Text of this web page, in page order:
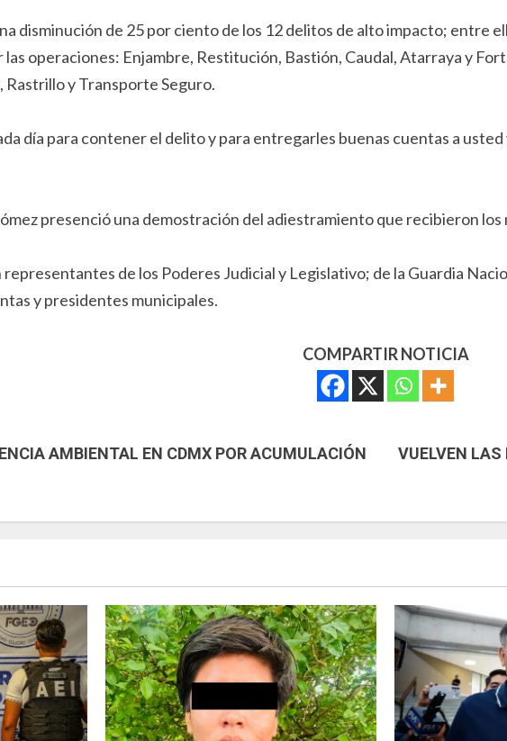
disminución de 25 por ciento de los 12 delitos de alto impacto; entre
las operaciones: Enjambre, Restitución, Bastión, Caudal, Atarraya y
y Transporte Seguro.
día para contener el delito y para entregarles buenas cuentas a
presenció una demostración del adiestramiento que recibieron
de los Poderes Judicial y Legislativo; de la Guardia
y presidentes municipales.
COMPARTIR NOTICIA
AMBIENTAL EN CDMX POR ACUMULACIÓN
VUELVEN